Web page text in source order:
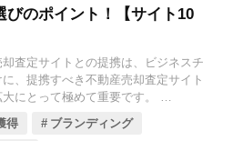
びのポイント！【サイト10
査定サイトとの提携は、ビジネスチ
、提携すべき不動産売却査定サイト
にとって極めて重要です。
は一般ユーザーにとって人気と定評
ん。一般ユーザーに対するメリット
得
ブランディング